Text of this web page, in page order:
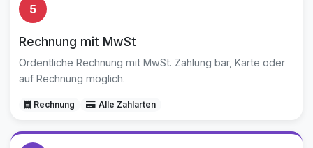
5
Rechnung mit MwSt
Ordentliche Rechnung mit MwSt. Zahlung bar, Karte oder
auf Rechnung möglich.
Rechnung Alle Zahlarten